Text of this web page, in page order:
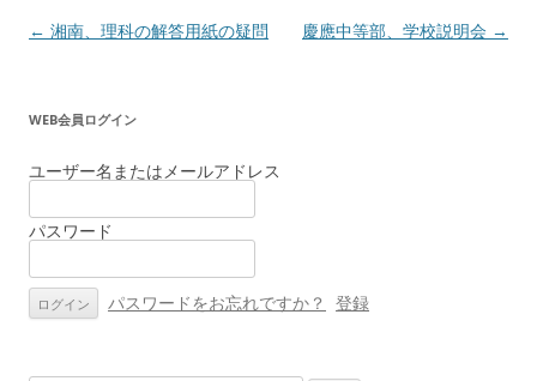
投
ビ
ゲ
シ
ン
← 湘南、理科の解答用紙の疑問 慶應中等部、学校説明会 →
WEB会員ログイン
ユーザー名またはメールアドレス
パスワード
パスワードをお忘れですか？ 登録